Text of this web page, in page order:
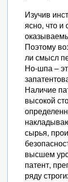
Изучив
ясно, что и
Поэтому
ли смысл
Но-шпа –
Наличие
высокой
сырья,
высшем
патент,
ряду